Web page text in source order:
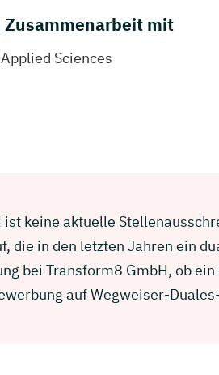
mit
Sciences
keine aktuelle
die in den letzten Jahren ein
bei Transform8 GmbH, ob
auf Wegweiser-